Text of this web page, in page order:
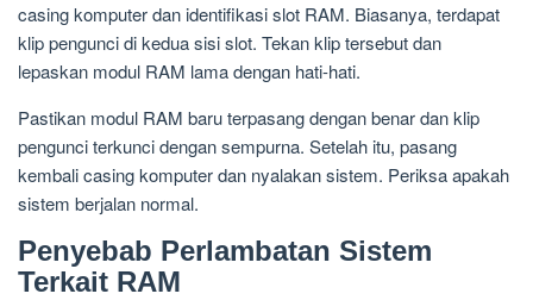
casing komputer dan identifikasi slot RAM. Biasanya, terdapat
klip pengunci di kedua sisi slot. Tekan klip tersebut dan
lepaskan modul RAM lama dengan hati-hati.
Pastikan modul RAM baru terpasang dengan benar dan klip
pengunci terkunci dengan sempurna. Setelah itu, pasang
kembali casing komputer dan nyalakan sistem. Periksa apakah
sistem berjalan normal.
Penyebab Perlambatan Sistem
Terkait RAM